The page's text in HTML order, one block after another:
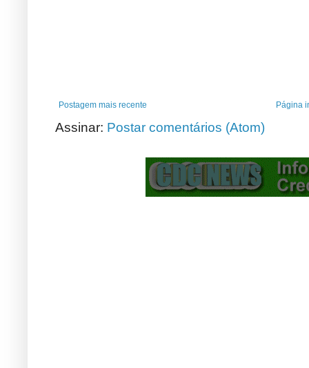
Postagem mais recente Página
Assinar: Postar comentários (Atom)